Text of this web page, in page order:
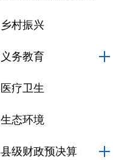
乡村振兴
义务教育
医疗卫生
生态环境
县级财政预决算